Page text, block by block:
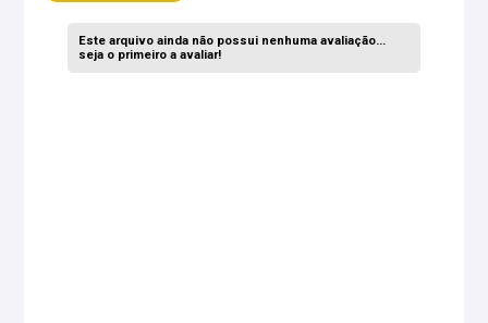
Este arquivo ainda não possui nenhuma avaliação...
seja o primeiro a avaliar!